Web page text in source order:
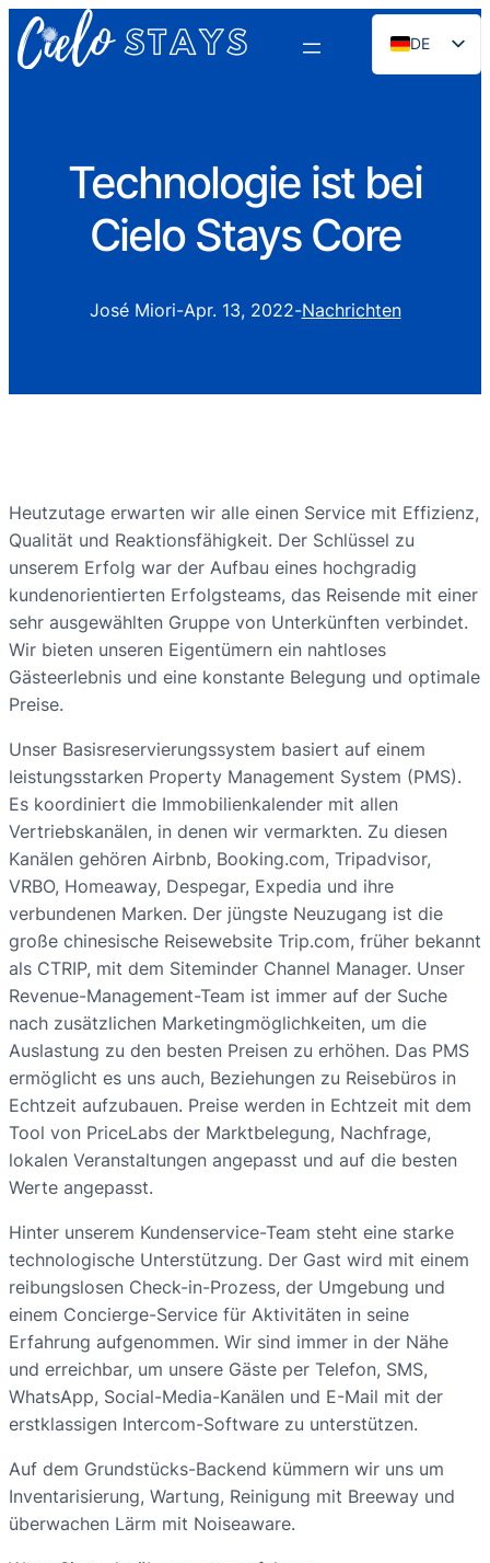
DE
EN
FR
Technologie ist bei
Cielo Stays Core
José Miori-Apr. 13, 2022-Nachrichten
Heutzutage erwarten wir alle einen Service mit Effizienz,
Qualität und Reaktionsfähigkeit. Der Schlüssel zu
unserem Erfolg war der Aufbau eines hochgradig
kundenorientierten Erfolgsteams, das Reisende mit einer
sehr ausgewählten Gruppe von Unterkünften verbindet.
Wir bieten unseren Eigentümern ein nahtloses
Gästeerlebnis und eine konstante Belegung und optimale
Preise.
Unser Basisreservierungssystem basiert auf einem
leistungsstarken Property Management System (PMS).
Es koordiniert die Immobilienkalender mit allen
Vertriebskanälen, in denen wir vermarkten. Zu diesen
Kanälen gehören Airbnb, Booking.com, Tripadvisor,
VRBO, Homeaway, Despegar, Expedia und ihre
verbundenen Marken. Der jüngste Neuzugang ist die
große chinesische Reisewebsite Trip.com, früher bekannt
als CTRIP, mit dem Siteminder Channel Manager. Unser
Revenue-Management-Team ist immer auf der Suche
nach zusätzlichen Marketingmöglichkeiten, um die
Auslastung zu den besten Preisen zu erhöhen. Das PMS
ermöglicht es uns auch, Beziehungen zu Reisebüros in
Echtzeit aufzubauen. Preise werden in Echtzeit mit dem
Tool von PriceLabs der Marktbelegung, Nachfrage,
lokalen Veranstaltungen angepasst und auf die besten
Werte angepasst.
Hinter unserem Kundenservice-Team steht eine starke
technologische Unterstützung. Der Gast wird mit einem
reibungslosen Check-in-Prozess, der Umgebung und
einem Concierge-Service für Aktivitäten in seine
Erfahrung aufgenommen. Wir sind immer in der Nähe
und erreichbar, um unsere Gäste per Telefon, SMS,
WhatsApp, Social-Media-Kanälen und E-Mail mit der
erstklassigen Intercom-Software zu unterstützen.
Auf dem Grundstücks-Backend kümmern wir uns um
Inventarisierung, Wartung, Reinigung mit Breeway und
überwachen Lärm mit Noiseaware.